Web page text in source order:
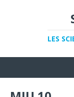
LES